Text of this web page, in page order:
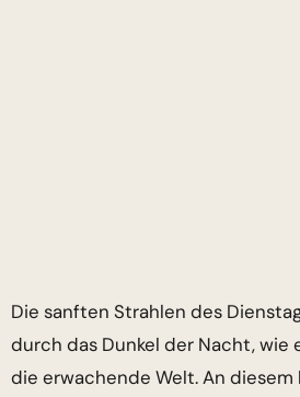
Die sanften Strahlen des
durch das Dunkel der Nacht, wie
die erwachende Welt. An